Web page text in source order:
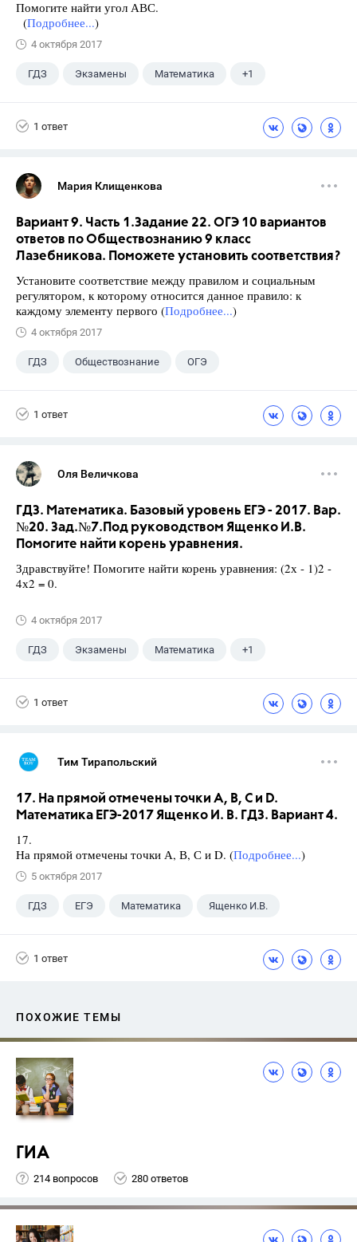
Помогите найти угол АВС.
(Подробнее...)
4 октября 2017
ГДЗ Экзамены Математика +1
1 ответ
Мария Клищенкова
Вариант 9. Часть 1.Задание 22. ОГЭ 10 вариантов
ответов по Обществознанию 9 класс
Лазебникова. Поможете установить соответствия?
Установите соответствие между правилом и социальным
регулятором, к которому относится данное правило: к
каждому элементу первого (Подробнее...)
4 октября 2017
ГДЗ Обществознание ОГЭ
1 ответ
Оля Величкова
ГДЗ. Математика. Базовый уровень ЕГЭ - 2017. Вар.
№20. Зад.№7.Под руководством Ященко И.В.
Помогите найти корень уравнения.
Здравствуйте! Помогите найти корень уравнения: (2х - 1)2 -
4х2 = 0.
4 октября 2017
ГДЗ Экзамены Математика +1
1 ответ
Тим Тирапольский
17. На прямой отмечены точки А, В, С и D.
Математика ЕГЭ-2017 Ященко И. В. ГДЗ. Вариант 4.
17.
На прямой отмечены точки А, В, С и D. (Подробнее...)
5 октября 2017
ГДЗ ЕГЭ Математика Ященко И.В.
1 ответ
ПОХОЖИЕ ТЕМЫ
ГИА
214 вопросов 280 ответов